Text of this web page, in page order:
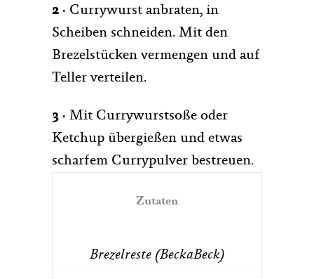
2 · Currywurst anbraten, in
Scheiben schneiden. Mit den
Brezelstücken vermengen und auf
Teller verteilen.
3 · Mit Currywurstsoße oder
Ketchup übergießen und etwas
scharfem Currypulver bestreuen.
Zutaten
Brezelreste (BeckaBeck)